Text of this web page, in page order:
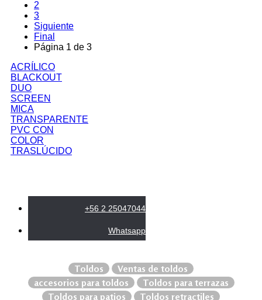
2
3
Siguiente
Final
Página 1 de 3
ACRÍLICO
BLACKOUT
DUO
SCREEN
MICA
TRANSPARENTE
PVC CON
COLOR
TRASLÚCIDO
+56 2 25047044
Whatsapp
Toldos
Ventas de toldos
accesorios para toldos
Toldos para terrazas
Toldos para patios
Toldos retractiles